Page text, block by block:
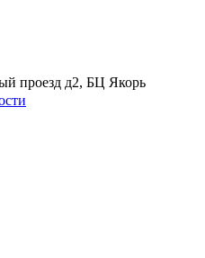
проезд д2, БЦ Якорь